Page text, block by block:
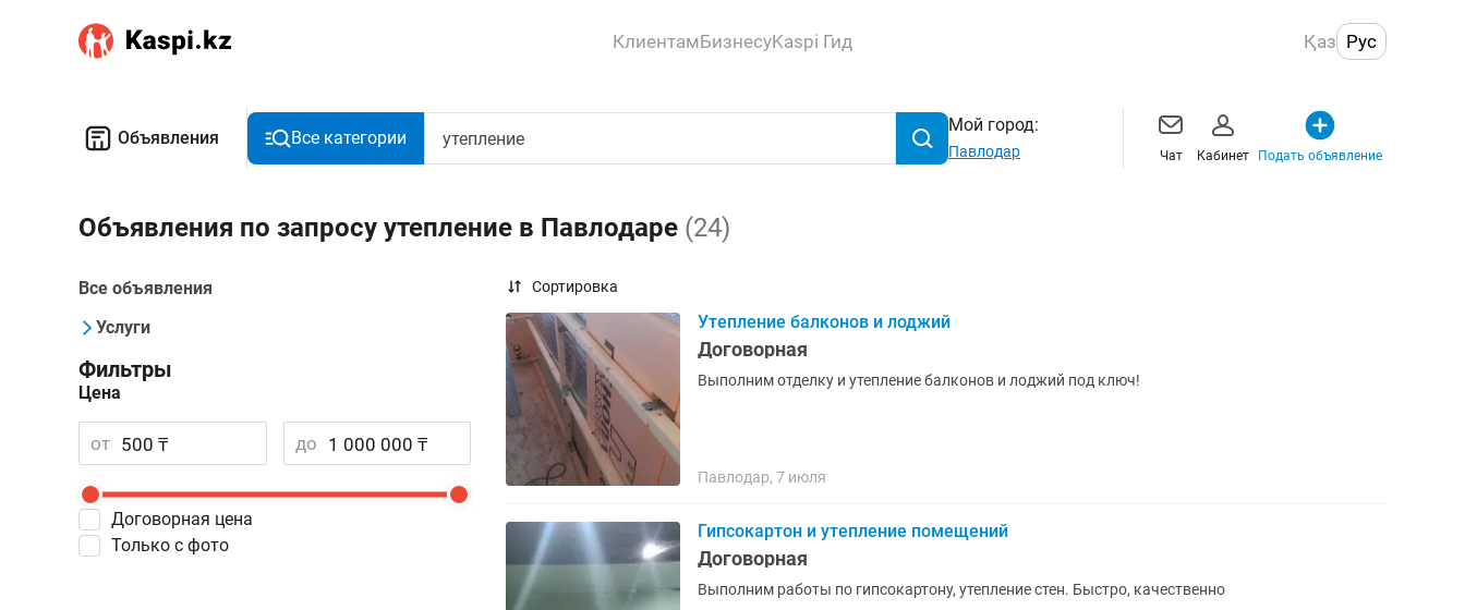
КлиентамБизнесуKaspi Гид Қаз Рус
Объявления Все категории
Мой город:
Павлодар Чат Кабинет Подать объявление
Объявления по запросу утепление в Павлодаре (24)
Все объявления
Услуги
Фильтры
Цена
от до
Договорная цена
Только с фото
Сортировка
Утепление балконов и лоджий
Договорная
Выполним отделку и утепление балконов и лоджий под ключ!
Павлодар, 7 июля
Гипсокартон и утепление помещений
Договорная
Выполним работы по гипсокартону, утепление стен. Быстро, качественно